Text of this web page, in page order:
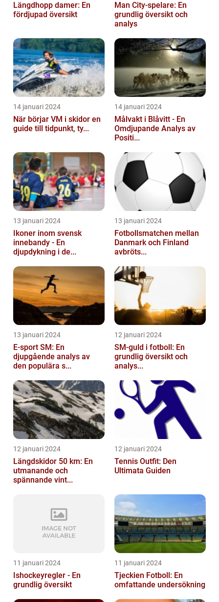
Längdhopp damer: En
fördjupad översikt
Man City-spelare: En
grundlig översikt och
analys
14 januari 2024
När börjar VM i skidor en
guide till tidpunkt, ty...
14 januari 2024
Målvakt i Blåvitt - En
Omdjupande Analys av
Positi...
13 januari 2024
Ikoner inom svensk
innebandy - En
djupdykning i de...
13 januari 2024
Fotbollsmatchen mellan
Danmark och Finland
avbröts...
13 januari 2024
E-sport SM: En
djupgående analys av
den populära s...
12 januari 2024
SM-guld i fotboll: En
grundlig översikt och
analys...
12 januari 2024
Längdskidor 50 km: En
utmanande och
spännande vint...
12 januari 2024
Tennis Outfit: Den
Ultimata Guiden
11 januari 2024
Ishockeyregler - En
grundlig översikt
11 januari 2024
Tjeckien Fotboll: En
omfattande undersökning